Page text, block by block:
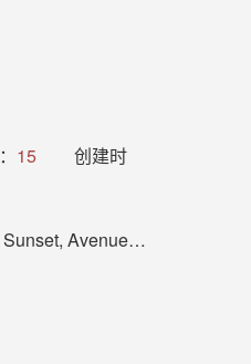
15
创建时
Ontario, N9B 3P4, Canada